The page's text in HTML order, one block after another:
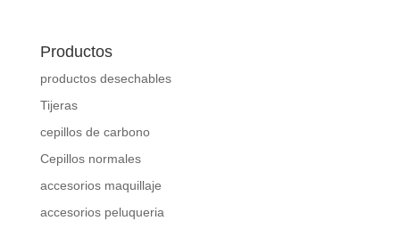
Productos
productos desechables
Tijeras
cepillos de carbono
Cepillos normales
accesorios maquillaje
accesorios peluqueria